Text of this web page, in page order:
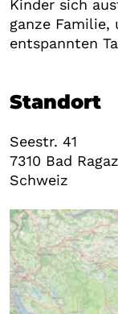
Kinder sich
ganze Familie,
entspannten
Standort
Seestr. 41
7310 Bad Ragaz
Schweiz